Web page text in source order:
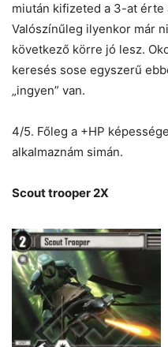
miután kifizeted a 3-at
Valószínűleg ilyenkor már
következő körre jó lesz.
keresés sose egyszerű
„ingyen” van.
4/5. Főleg a +HP
alkalmaznám simán.
Scout trooper 2X